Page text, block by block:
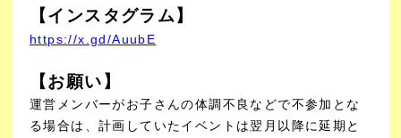
【インスタグラム】
https://x.gd/AuubE
【お願い】
運営メンバーがお子さんの体調不良などで不参加とな
る場合は、計画していたイベントは翌月以降に延期と